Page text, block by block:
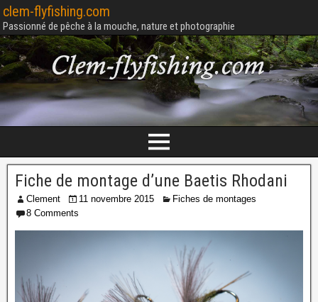
clem-flyfishing.com
Passionné de pêche à la mouche, nature et photographie
Fiche de montage d’une Baetis Rhodani
Clement 11 novembre 2015
Fiches de montages
8 Comments